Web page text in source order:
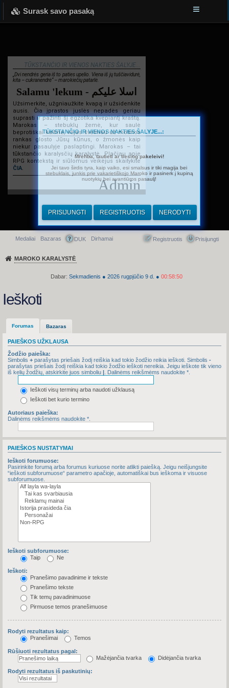
Surask savo pasaką
TŪKSTANČIO IR VIENOS NAKTIES ŠALYJE...
„Dvi nendrės geria iš to paties upelio. Viena iš jų tuščiavidurė,
kita – cukranendrė“ – marokiečių patarlė.
Salamu 'lekum - اسلا عليكم
Užsimerkite, užgniaužkite kvapą ir užsidenkite
ausis. Čia įprastos juslės nepadės geriau
suprasti ir pažinti šį egzotika kvepiantį kraštą.
Marokas – stebuklų žemė, kur saulė
beprotiškai kaitina, vėjas švelniau už motinos
rankas glosto Jūsų kūnus, o žmonės kaip
niekur pasaulyje paslaptingi. Marokas – tai
tūkstančio karalysčių karalystė. Plačiau apie
RPG kontekstą ir siūlomus veikėjus skaitykite
ČIA.
Admin
Greitasis meniu
Medaliai Bazaras DUK Dirhamai Prisijungti
Registruotis
MAROKO KARALYSTĖ
Dabar: Sekmadienis ● 2026 rugpjūčio 9 d. ● 00:58:50
TŪKSTANČIO IR VIENOS NAKTIES ŠALYJE...:
Mrehba, tautieti ar tiesiog pakeleivi!
Jei tavo širdis tyra, kaip vaiko, esi smalsus ir tiki magija bei
stebuklais, junkis prie vakarietiškojo Maroko ir pasinerk į kupiną
nuotykių bei avantiūros pasaulį!
PRISIJUNGTI REGISTRUOTIS NERODYTI
Ieškoti
Forumas Bazaras
PAIEŠKOS UŽKLAUSA
Žodžio paieška:
Simbolis + parašytas priešais žodį reiškia kad tokio žodžio reikia ieškoti. Simbolis -
parašytas priešais žodį reiškia kad tokio žodžio ieškoti nereikia. Jeigu ieškote tik vieno
iš kelių žodžių, atskirkite juos simboliu | . Dalinėms reikšmėms naudokite *.
Ieškoti visų terminų arba naudoti užklausą
Ieškoti bet kurio termino
Autoriaus paieška:
Dalinėms reikšmėms naudokite *.
PAIEŠKOS NUSTATYMAI
Ieškoti forumuose:
Pasirinkite forumą arba forumus kuriuose norite atlikti paiešką. Jeigu neišjungsite
“ieškoti subforumuose“ parametro apačioje, automatiškai bus ieškoma ir visuose
subforumuose.
Ieškoti subforumuose:
Taip
Ne
Ieškoti:
Pranešimo pavadinime ir tekste
Pranešimo tekste
Tik temų pavadinimuose
Pirmuose temos pranešimuose
Rodyti rezultatus kaip:
Pranešimai
Temos
Rūšiuoti rezultatus pagal:
Mažėjančia tvarka
Didėjančia tvarka
Rodyti rezultatus iš paskutinių: